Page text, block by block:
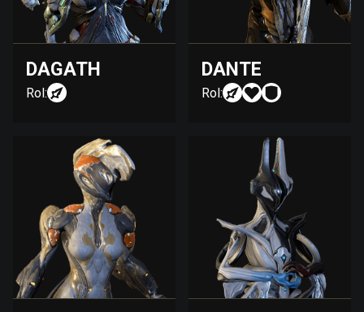
DAGATH
Rol:
DANTE
Rol: